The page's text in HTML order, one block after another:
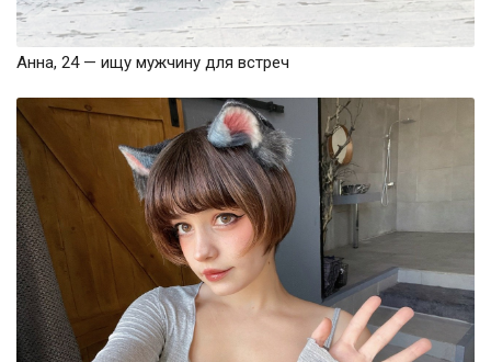
Анна, 24 — ищу мужчину для встреч